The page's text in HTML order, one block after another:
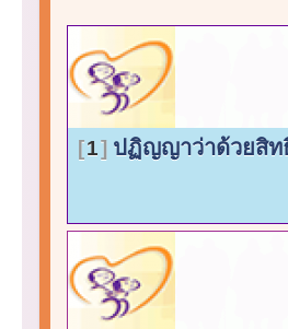
1 ปฏิญญาว่าด้วยสิท